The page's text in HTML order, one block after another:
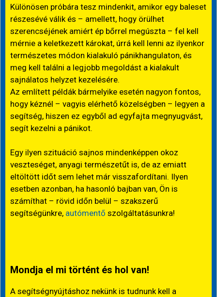
Különösen próbára tesz mindenkit, amikor egy baleset
részesévé válik és – amellett, hogy örülhet
szerencséjének amiért ép bőrrel megúszta – fel kell
mérnie a keletkezett károkat, úrrá kell lenni az ilyenkor
természetes módon kialakuló pánikhangulaton, és
meg kell találni a legjobb megoldást a kialakult
sajnálatos helyzet kezelésére.
Az említett példák bármelyike esetén nagyon fontos,
hogy kéznél – vagyis elérhető közelségben – legyen a
segítség, hiszen ez egyből ad egyfajta megnyugvást,
segít kezelni a pánikot.
Egy ilyen szituáció sajnos mindenképpen okoz
veszteséget, anyagi természetűt is, de az emiatt
eltöltött időt sem lehet már visszafordítani. Ilyen
esetben azonban, ha hasonló bajban van, Ön is
számíthat – rövid időn belül – szakszerű
segítségünkre, autómentő szolgáltatásunkra!
Mondja el mi történt és hol van!
A segítségnyújtáshoz nekünk is tudnunk kell a